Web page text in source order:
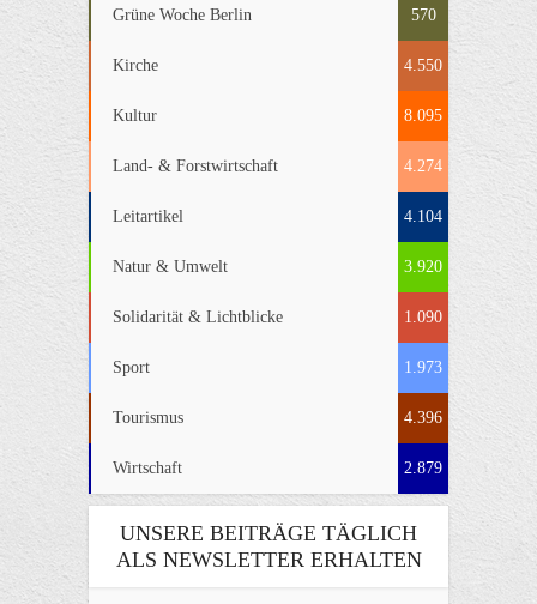
Grüne Woche Berlin 570
Kirche 4.550
Kultur 8.095
Land- & Forstwirtschaft 4.274
Leitartikel 4.104
Natur & Umwelt 3.920
Solidarität & Lichtblicke 1.090
Sport 1.973
Tourismus 4.396
Wirtschaft 2.879
UNSERE BEITRÄGE TÄGLICH
ALS NEWSLETTER ERHALTEN